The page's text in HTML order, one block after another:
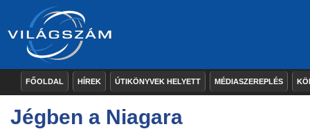
FŐOLDAL HÍREK ÚTIKÖNYVEK HELYETT MÉDIASZEREPLÉS
Jégben a Niagara